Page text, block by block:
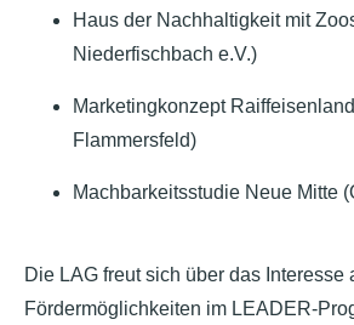
Haus der Nachhaltigkeit mit
Niederfischbach e.V.)
Marketingkonzept
Flammersfeld)
Machbarkeitsstudie Neue Mitte
Die LAG freut sich über das Interesse
Fördermöglichkeiten im LEADER-